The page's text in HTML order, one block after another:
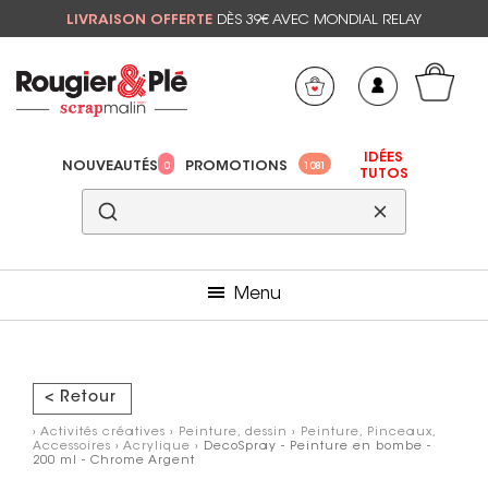
LIVRAISON OFFERTE DÈS 39€ AVEC MONDIAL RELAY
NOUVEAUTÉS 0 PROMOTIONS 1081
IDÉES
TUTOS
Menu
< Retour
› Activités créatives › Peinture, dessin › Peinture, Pinceaux,
Accessoires › Acrylique › DecoSpray - Peinture en bombe -
200 ml - Chrome Argent